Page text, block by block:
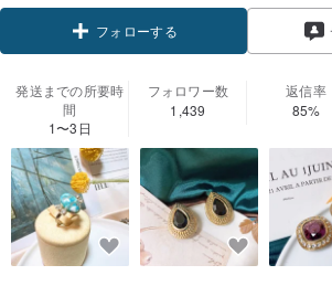
フォローする
発送までの所要時
間
1〜3日
フォロワー数
1,439
返信率
85%